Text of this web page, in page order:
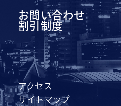
お問い合わせ
割引制度
アクセス
サイトマップ